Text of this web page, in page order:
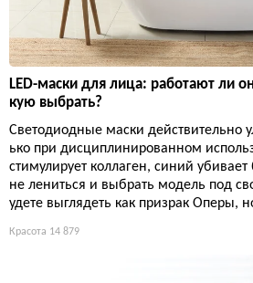
LED-маски для лица: работают ли
кую выбрать?
Светодиодные маски действительно
ько при дисциплинированном
стимулирует коллаген, синий
не лениться и выбрать модель под
удете выглядеть как призрак Оперы, но
Красота 14 879